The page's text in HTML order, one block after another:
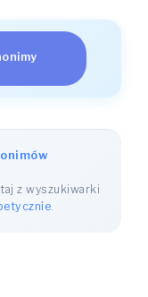
z wyszukiwarki